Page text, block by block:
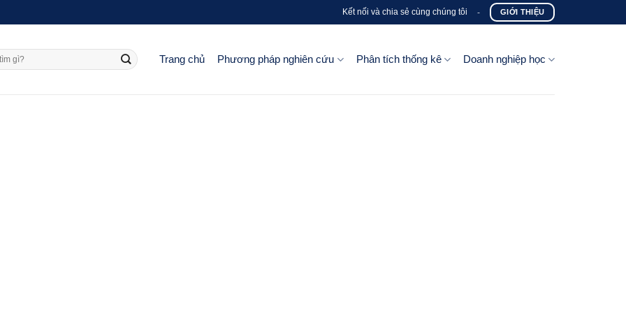
Kết nối và chia sẻ cùng chúng tôi - GIỚI THIỆU
Trang chủ Phương pháp nghiên cứu Phân tích thống kê Doanh nghiệp học